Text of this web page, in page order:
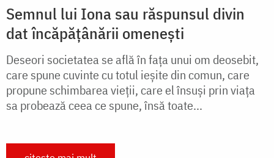
Semnul lui Iona sau răspunsul divin
dat încăpățânării omenești
Deseori societatea se află în fața unui om deosebit,
care spune cuvinte cu totul ieșite din comun, care
propune schimbarea vieții, care el însuși prin viața
sa probează ceea ce spune, însă toate...